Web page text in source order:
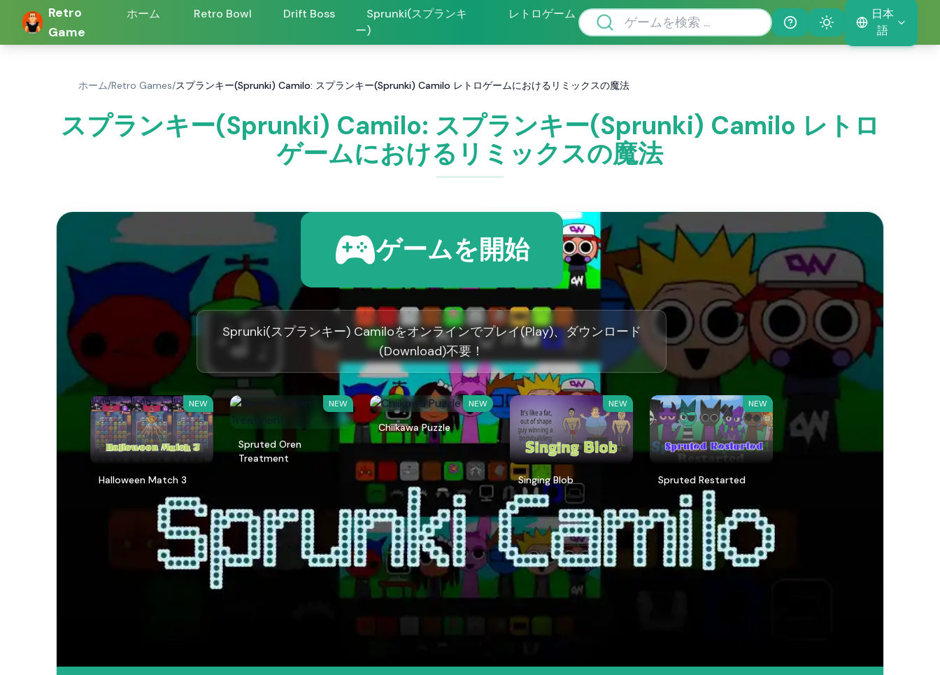
Retro
Game
ホーム Retro Bowl Drift Boss
Sprunki(スプランキ
ー)
レトロゲーム
Help
Theme
日本
語
ホーム/Retro Games/スプランキー(Sprunki) Camilo: スプランキー(Sprunki) Camilo レトロゲームにおけるリミックスの魔法
スプランキー(Sprunki) Camilo: スプランキー(Sprunki) Camilo レトロ
ゲームにおけるリミックスの魔法
ゲームを開始
Sprunki(スプランキー) Camiloをオンラインでプレイ(Play)、ダウンロード
(Download)不要！
NEW
Halloween Match 3
NEW
Spruted Oren
Treatment
NEW
Chiikawa Puzzle
NEW
Singing Blob
NEW
Spruted Restarted